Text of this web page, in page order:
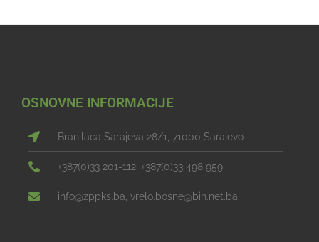
OSNOVNE INFORMACIJE
Branilaca Sarajeva 28/1, 71000 Sarajevo
+387(0)33 201-112, +387(0)33 498 959
info@zppks.ba, vrelo.bosne@bih.net.ba.